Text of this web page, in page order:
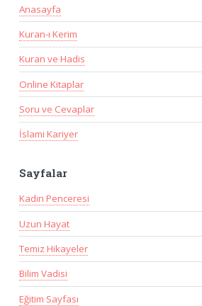
Anasayfa
Kuran-ı Kerim
Kuran ve Hadis
Online Kitaplar
Soru ve Cevaplar
İslami Kariyer
Sayfalar
Kadın Penceresi
Uzun Hayat
Temiz Hikayeler
Bilim Vadisi
Eğitim Sayfası